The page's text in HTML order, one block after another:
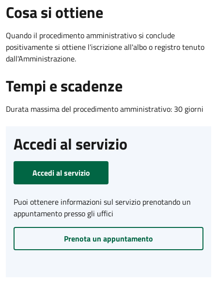
Cosa si ottiene
Quando il procedimento amministrativo si conclude
positivamente si ottiene l'iscrizione all'albo o registro tenuto
dall'Amministrazione.
Tempi e scadenze
Durata massima del procedimento amministrativo: 30 giorni
Accedi al servizio
Accedi al servizio
Puoi ottenere informazioni sul servizio prenotando un
appuntamento presso gli uffici
Prenota un appuntamento